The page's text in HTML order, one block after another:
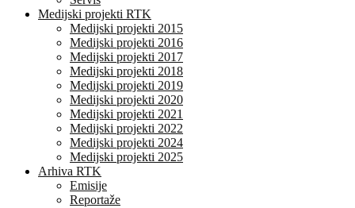
Medijski projekti RTK
Medijski projekti 2015
Medijski projekti 2016
Medijski projekti 2017
Medijski projekti 2018
Medijski projekti 2019
Medijski projekti 2020
Medijski projekti 2021
Medijski projekti 2022
Medijski projekti 2024
Medijski projekti 2025
Arhiva RTK
Emisije
Reportaže